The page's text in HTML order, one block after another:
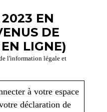
EN
DE
LIGNE)
l'information légale et
à votre espace
déclaration de